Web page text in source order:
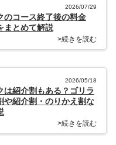
2026/07/29
のコース終了後の料金
まとめて解説
>続きを読む
2026/05/18
は紹介割もある？ゴリラ
や紹介割・のりかえ割な
>続きを読む